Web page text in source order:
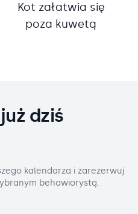
Kot załatwia się
poza kuwetą
dziś
kalendarza i zarezerwuj
behawiorystą.